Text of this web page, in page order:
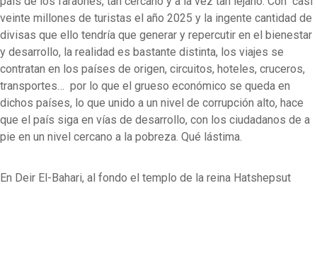
veinte millones de turistas el año 2025 y la ingente cantidad de
divisas que ello tendría que generar y repercutir en el bienestar
y desarrollo, la realidad es bastante distinta, los viajes se
contratan en los países de origen, circuitos, hoteles, cruceros,
transportes… por lo que el grueso económico se queda en
dichos países, lo que unido a un nivel de corrupción alto, hace
que el país siga en vías de desarrollo, con los ciudadanos de a
pie en un nivel cercano a la pobreza. Qué lástima.
En Deir El-Bahari, al fondo el templo de la reina Hatshepsut